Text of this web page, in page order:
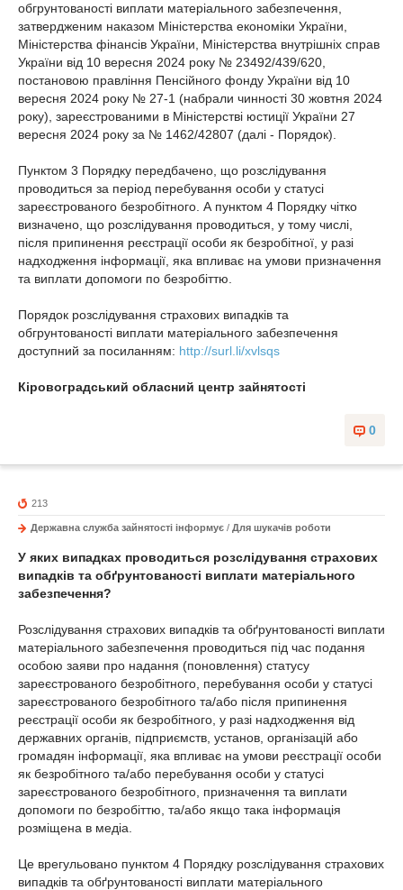
обгрунтованості виплати матеріального забезпечення,
затвердженим наказом Міністерства економіки України,
Міністерства фінансів України, Міністерства внутрішніх справ
України від 10 вересня 2024 року № 23492/439/620,
постановою правління Пенсійного фонду України від 10
вересня 2024 року № 27-1 (набрали чинності 30 жовтня 2024
року), зареєстрованими в Міністерстві юстиції України 27
вересня 2024 року за № 1462/42807 (далі - Порядок).
Пунктом 3 Порядку передбачено, що розслідування
проводиться за період перебування особи у статусі
зареєстрованого безробітного. А пунктом 4 Порядку чітко
визначено, що розслідування проводиться, у тому числі,
після припинення реєстрації особи як безробітної, у разі
надходження інформації, яка впливає на умови призначення
та виплати допомоги по безробіттю.
Порядок розслідування страхових випадків та
обгрунтованості виплати матеріального забезпечення
доступний за посиланням: http://surl.li/xvlsqs
Кіровоградський обласний центр зайнятості
0
213
Державна служба зайнятості інформує / Для шукачів роботи
У яких випадках проводиться розслідування страхових
випадків та обґрунтованості виплати матеріального
забезпечення?
Розслідування страхових випадків та обґрунтованості виплати
матеріального забезпечення проводиться під час подання
особою заяви про надання (поновлення) статусу
зареєстрованого безробітного, перебування особи у статусі
зареєстрованого безробітного та/або після припинення
реєстрації особи як безробітного, у разі надходження від
державних органів, підприємств, установ, організацій або
громадян інформації, яка впливає на умови реєстрації особи
як безробітного та/або перебування особи у статусі
зареєстрованого безробітного, призначення та виплати
допомоги по безробіттю, та/або якщо така інформація
розміщена в медіа.
Це врегульовано пунктом 4 Порядку розслідування страхових
випадків та обґрунтованості виплати матеріального